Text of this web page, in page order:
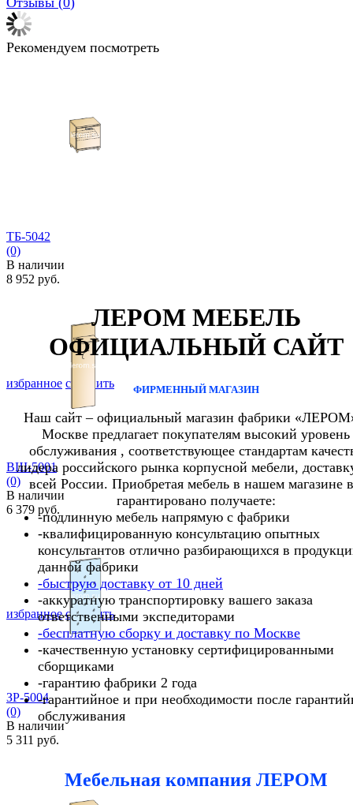
Рекомендуем посмотреть
избранное сравнить
ТБ-5042
(0)
В наличии
8 952 руб.
избранное сравнить
ВШ-5001
(0)
В наличии
6 379 руб.
ЗР-5004
(0)
В наличии
5 311 руб.
ЛЕРОМ МЕБЕЛЬ
ОФИЦИАЛЬНЫЙ САЙТ
ФИРМЕННЫЙ МАГАЗИН
Наш сайт – официальный магазин фабрики
Москве предлагает покупателям высокий уровень
обслуживания , соответствующее стандартам
лидера российского рынка корпусной мебели,
всей России. Приобретая мебель в нашем магазине
гарантировано получаете:
-подлинную мебель напрямую с фабрики
-квалифицированную консультацию опытных
консультантов отлично разбирающихся в
данной фабрики
-быструю доставку от 10 дней
-аккуратную транспортировку вашего заказа
ответственными экспедиторами
-бесплатную сборку и доставку по Москве
-качественную установку сертифицированными
сборщиками
-гарантию фабрики 2 года
-гарантийное и при необходимости после
обслуживания
Мебельная компания ЛЕРОМ